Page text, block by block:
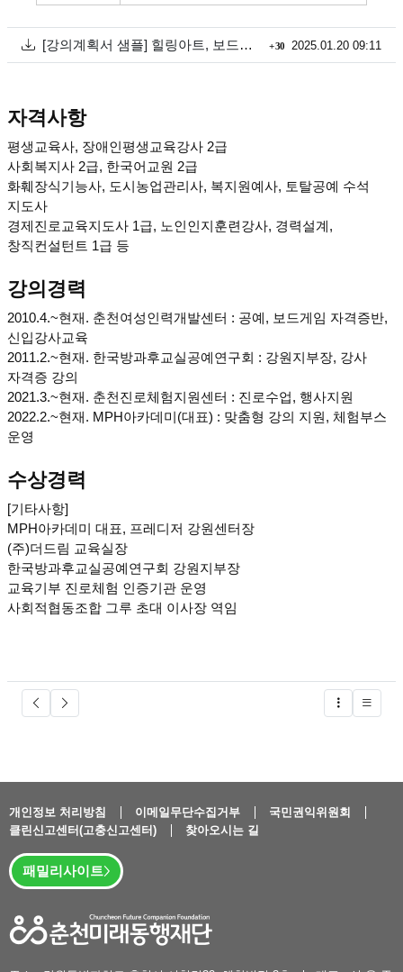
첨부 [강의계획서 샘플] 힐링아트, 보드게임, 생애설계.pdf 파일크
(48.2K)
30회 다운로드
등록일
2025.01.20 09:11
자격사항
평생교육사, 장애인평생교육강사 2급
사회복지사 2급, 한국어교원 2급
화훼장식기능사, 도시농업관리사, 복지원예사, 토탈공예 수석
지도사
경제진로교육지도사 1급, 노인인지훈련강사, 경력설계,
창직컨설턴트 1급 등
강의경력
2010.4.~현재. 춘천여성인력개발센터 : 공예, 보드게임 자격증반,
신입강사교육
2011.2.~현재. 한국방과후교실공예연구회 : 강원지부장, 강사
자격증 강의
2021.3.~현재. 춘천진로체험지원센터 : 진로수업, 행사지원
2022.2.~현재. MPH아카데미(대표) : 맞춤형 강의 지원, 체험부스
운영
수상경력
[기타사항]
MPH아카데미 대표, 프레디저 강원센터장
(주)더드림 교육실장
한국방과후교실공예연구회 강원지부장
교육기부 진로체험 인증기관 운영
사회적협동조합 그루 초대 이사장 역임
글버튼
개인정보 처리방침 이메일무단수집거부
국민권익위원회
클린신고센터(고충신고센터)
찾아오시는 길
패밀리사이트